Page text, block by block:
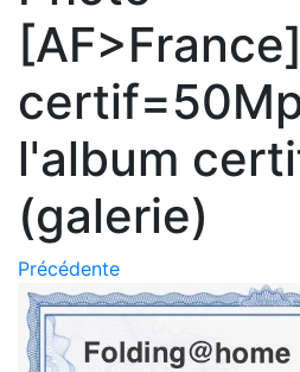
l'album
(galerie)
Précédente